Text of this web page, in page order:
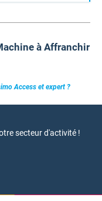
à Affranchir
Access et expert ?
secteur d'activité !